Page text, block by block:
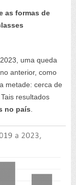
as formas de
uma queda
anterior, como
metade: cerca de
resultados
no país.